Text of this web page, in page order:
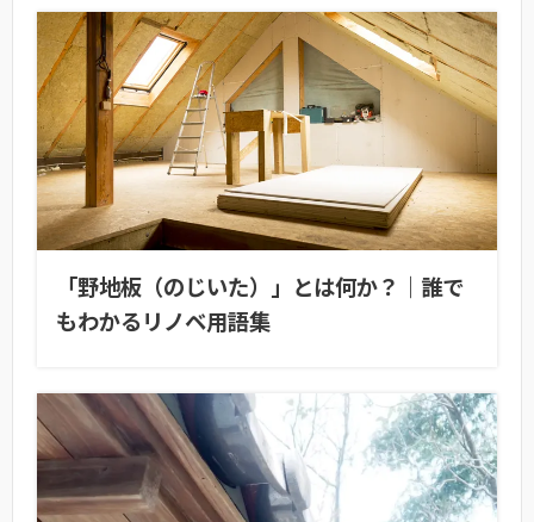
「野地板（のじいた）」とは何か？｜誰で
もわかるリノベ用語集